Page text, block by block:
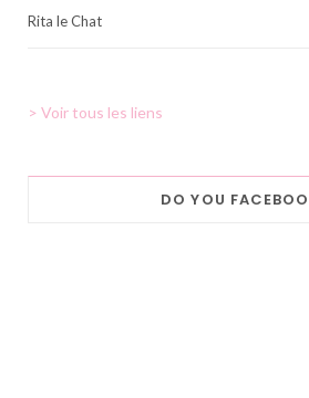
Rita le Chat
> Voir tous les liens
DO YOU